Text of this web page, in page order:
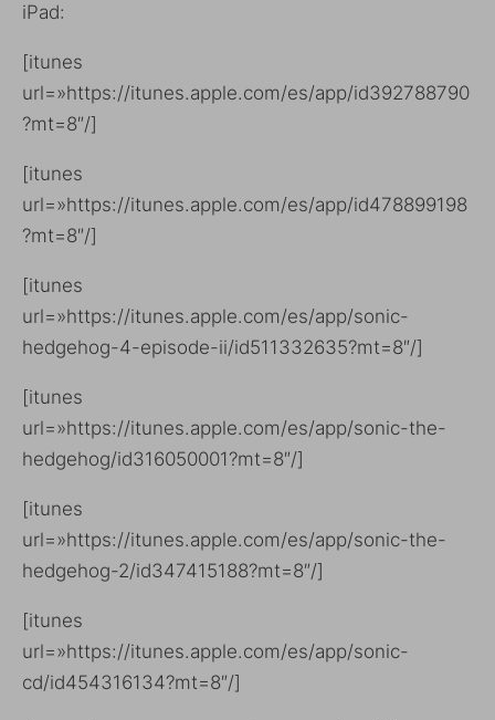
iPad:
[itunes
url=»https://itunes.apple.com/es/app/id392788790
?mt=8″/]
[itunes
url=»https://itunes.apple.com/es/app/id478899198
?mt=8″/]
[itunes
url=»https://itunes.apple.com/es/app/sonic-
hedgehog-4-episode-ii/id511332635?mt=8″/]
[itunes
url=»https://itunes.apple.com/es/app/sonic-the-
hedgehog/id316050001?mt=8″/]
[itunes
url=»https://itunes.apple.com/es/app/sonic-the-
hedgehog-2/id347415188?mt=8″/]
[itunes
url=»https://itunes.apple.com/es/app/sonic-
cd/id454316134?mt=8″/]